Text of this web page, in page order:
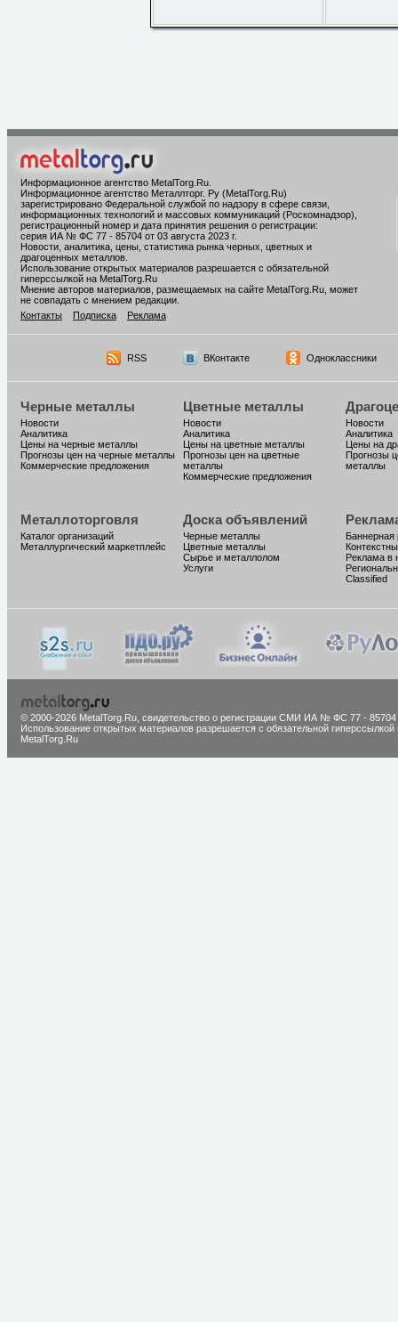
Информационное агентство MetalTorg.Ru
Информационное агентство Металлторг. Ру (MetalTorg.Ru)
зарегистрировано Федеральной службой по надзору в сфере связи,
информационных технологий и массовых коммуникаций (Роскомнадзор),
регистрационный номер и дата принятия решения о регистрации:
серия ИА № ФС 77 - 85704 от 03 августа 2023 г.
Новости, аналитика, цены, статистика рынка черных, цветных и
драгоценных металлов.
Использование открытых материалов разрешается с обязательной
гиперссылкой на MetalTorg.Ru
Мнение авторов материалов, размещаемых на сайте MetalTorg.Ru, может
не совпадать с мнением редакции.
Контакты
Подписка Реклама
RSS ВКонтакте Одноклассники
Черные металлы
Новости
Аналитика
Цены на черные металлы
Прогнозы цен на черные металлы
Коммерческие предложения
Цветные металлы
Новости
Аналитика
Цены на цветные металлы
Прогнозы цен на цветные
металлы
Коммерческие предложения
Новости
Аналитика
Цены на
Прогнозы
металлы
Металлоторговля
Каталог организаций
Металлургический маркетплейс
Доска объявлений
Черные металлы
Цветные металлы
Сырье и металлолом
Услуги
Баннерная
Реклама в
Classified
© 2000-2026 MetalTorg.Ru, cвидетельство о регистрации СМИ ИА № ФС 77 - 85704
Использование открытых материалов разрешается с обязательной гиперссылкой
MetalTorg.Ru